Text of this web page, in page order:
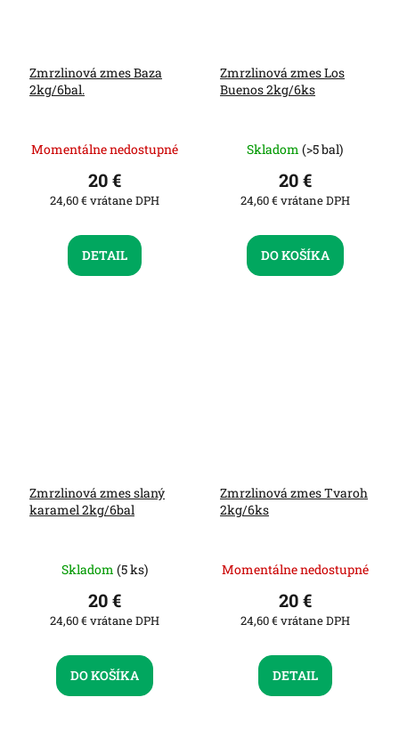
Zmrzlinová zmes Baza
2kg/6bal.
Momentálne nedostupné
24,60 € vrátane DPH
20 €
DETAIL
Zmrzlinová zmes Los
Buenos 2kg/6ks
Skladom (>5 bal)
24,60 € vrátane DPH
20 €
DO KOŠÍKA
Zmrzlinová zmes slaný
karamel 2kg/6bal
Skladom (5 ks)
24,60 € vrátane DPH
20 €
DO KOŠÍKA
Zmrzlinová zmes Tvaroh
2kg/6ks
Momentálne nedostupné
24,60 € vrátane DPH
20 €
DETAIL